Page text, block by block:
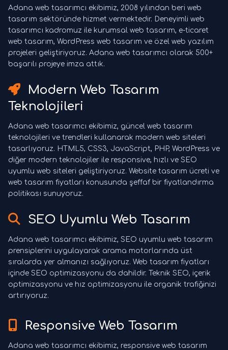
Adana web tasarımcı ekibimiz, 2008 yılından beri web
tasarım sektöründe hizmet vermektedir. Deneyimli web
tasarımcı kadromuz ile kurumsal web tasarım, e-ticaret
web tasarım, WordPress web tasarım ve özel web yazılım
projeleri geliştiriyoruz. Adana web tasarımcı olarak 500+
başarılı projeye imza attık.
Modern Web Tasarım
Teknolojileri
Adana web tasarımcı ekibimiz, güncel web tasarım
teknolojileri ve trendleri kullanarak modern web siteleri
tasarlıyoruz. HTML5, CSS3, JavaScript, PHP, WordPress ve
diğer modern teknolojiler ile responsive, hızlı ve SEO
uyumlu web siteleri geliştiriyoruz. Website tasarım ücreti ve
web tasarım fiyatları konusunda şeffaf bir fiyatlandırma
politikası sunuyoruz.
SEO Uyumlu Web Tasarım
Adana web tasarımcı ekibimiz, SEO uyumlu web tasarım
prensiplerini uygulayarak arama motorlarında üst
sıralarda yer almanızı sağlıyoruz. Web tasarım fiyatları
içinde SEO optimizasyonu da dahildir. Teknik SEO, içerik
optimizasyonu ve hız optimizasyonu ile organik trafiğinizi
artırıyoruz.
Responsive Web Tasarım
Adana web tasarımcı ekibimiz, responsive web tasarım